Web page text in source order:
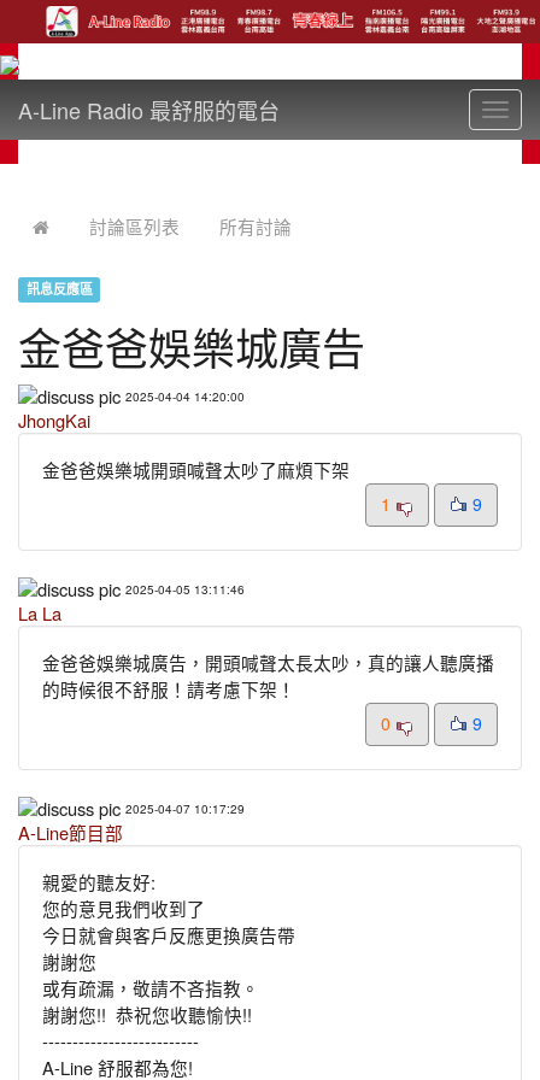
A-Line Radio 最舒服的電台
討論區列表 所有討論
訊息反應區
金爸爸娛樂城廣告
2025-04-04 14:20:00
JhongKai
金爸爸娛樂城開頭喊聲太吵了麻煩下架
1 9
2025-04-05 13:11:46
La La
金爸爸娛樂城廣告，開頭喊聲太長太吵，真的讓人聽廣播
的時候很不舒服！請考慮下架！
0 9
2025-04-07 10:17:29
A-Line節目部
親愛的聽友好:
您的意見我們收到了
今日就會與客戶反應更換廣告帶
謝謝您
或有疏漏，敬請不吝指教。
謝謝您!! 恭祝您收聽愉快!!
--------------------------
A-Line 舒服都為您!